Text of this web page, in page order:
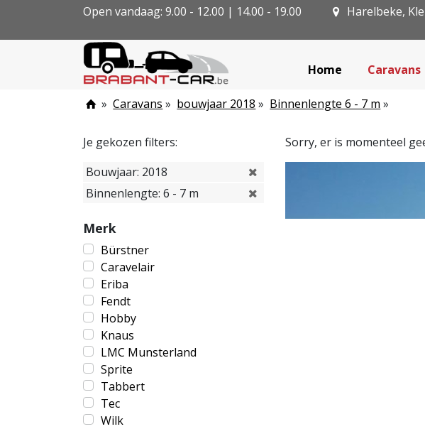
Open vandaag: 9.00 - 12.00 | 14.00 - 19.00 Harelbeke,
Home Caravans
»Caravans » bouwjaar 2018 » Binnenlengte 6 - 7 m »
Je gekozen filters:
Bouwjaar: 2018
Binnenlengte: 6 - 7 m
Merk
Bürstner
Caravelair
Eriba
Fendt
Hobby
Knaus
LMC Munsterland
Sprite
Tabbert
Tec
Wilk
Sorry, er is momenteel